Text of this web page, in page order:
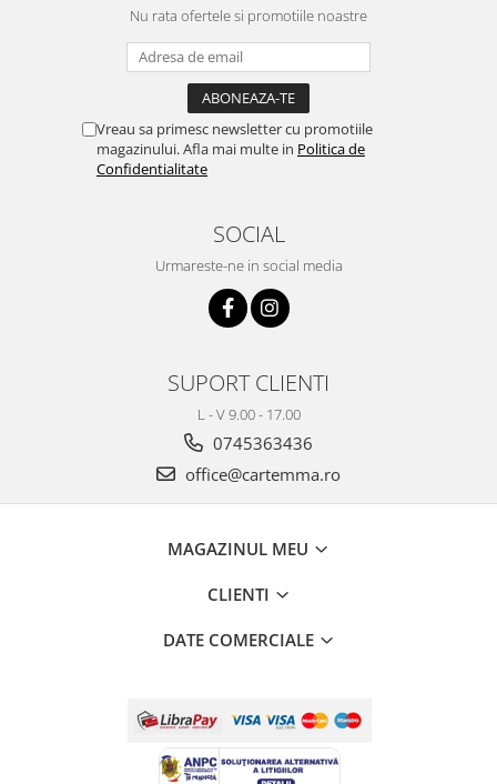
Nu rata ofertele si promotiile noastre
Vreau sa primesc newsletter cu promotiile
magazinului. Afla mai multe in Politica de
Confidentialitate
SOCIAL
Urmareste-ne in social media
SUPORT CLIENTI
L - V 9.00 - 17.00
0745363436
office@cartemma.ro
MAGAZINUL MEU
CLIENTI
DATE COMERCIALE